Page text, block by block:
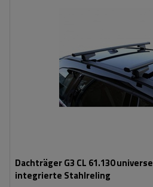
Dachträger G3 CL 61.130
integrierte Stahlreling